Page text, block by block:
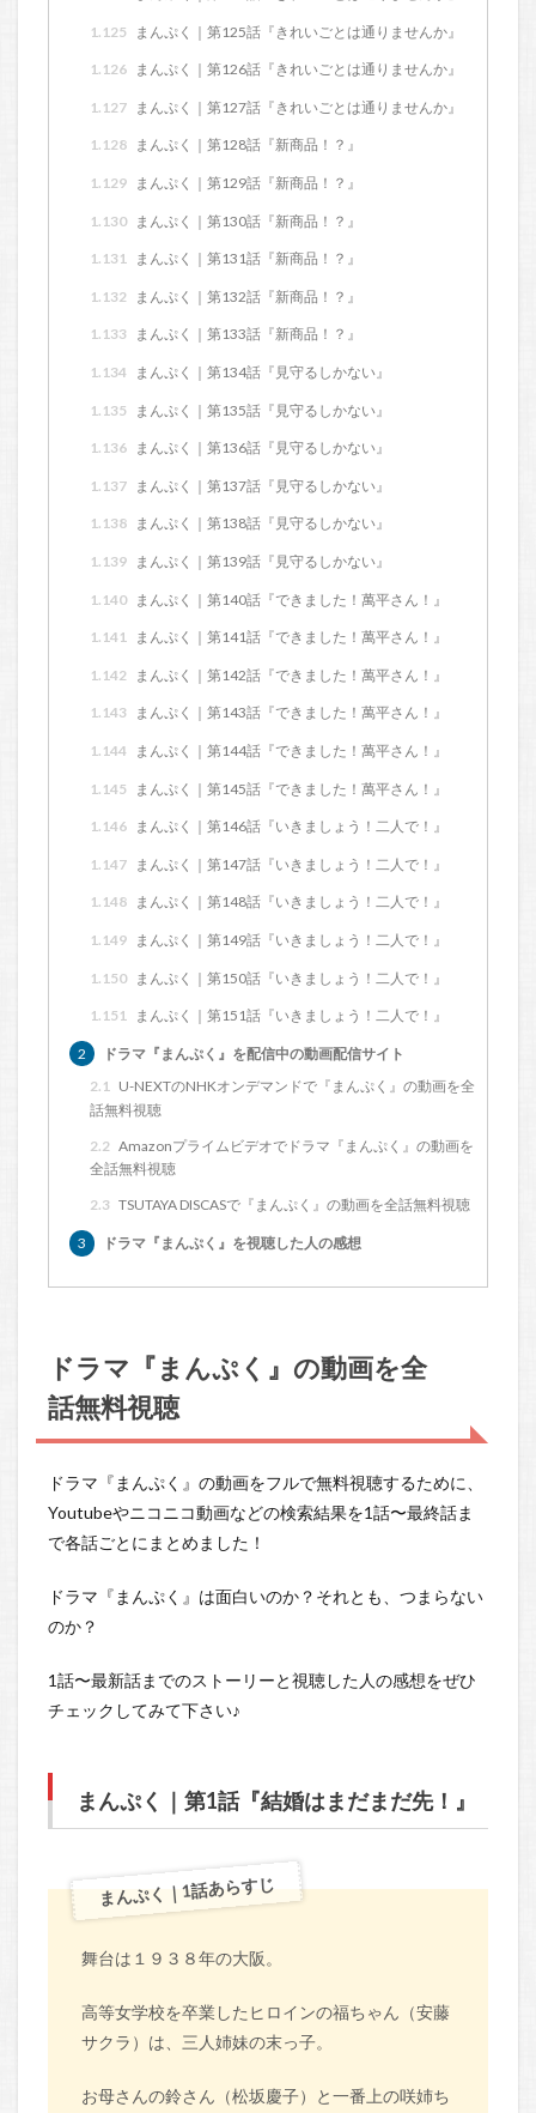
1.125 まんぷく｜第125話『きれいごとは通りませんか』
1.126 まんぷく｜第126話『きれいごとは通りませんか』
1.127 まんぷく｜第127話『きれいごとは通りませんか』
1.128 まんぷく｜第128話『新商品！？』
1.129 まんぷく｜第129話『新商品！？』
1.130 まんぷく｜第130話『新商品！？』
1.131 まんぷく｜第131話『新商品！？』
1.132 まんぷく｜第132話『新商品！？』
1.133 まんぷく｜第133話『新商品！？』
1.134 まんぷく｜第134話『見守るしかない』
1.135 まんぷく｜第135話『見守るしかない』
1.136 まんぷく｜第136話『見守るしかない』
1.137 まんぷく｜第137話『見守るしかない』
1.138 まんぷく｜第138話『見守るしかない』
1.139 まんぷく｜第139話『見守るしかない』
1.140 まんぷく｜第140話『できました！萬平さん！』
1.141 まんぷく｜第141話『できました！萬平さん！』
1.142 まんぷく｜第142話『できました！萬平さん！』
1.143 まんぷく｜第143話『できました！萬平さん！』
1.144 まんぷく｜第144話『できました！萬平さん！』
1.145 まんぷく｜第145話『できました！萬平さん！』
1.146 まんぷく｜第146話『いきましょう！二人で！』
1.147 まんぷく｜第147話『いきましょう！二人で！』
1.148 まんぷく｜第148話『いきましょう！二人で！』
1.149 まんぷく｜第149話『いきましょう！二人で！』
1.150 まんぷく｜第150話『いきましょう！二人で！』
1.151 まんぷく｜第151話『いきましょう！二人で！』
2
ドラマ『まんぷく』を配信中の動画配信サイト
2.1 U-NEXTのNHKオンデマンドで『まんぷく』の動画を全
話無料視聴
2.2 Amazonプライムビデオでドラマ『まんぷく』の動画を
全話無料視聴
2.3 TSUTAYA DISCASで『まんぷく』の動画を全話無料視聴
3 ドラマ『まんぷく』を視聴した人の感想
ドラマ『まんぷく』の動画を全
話無料視聴
ドラマ『まんぷく』の動画をフルで無料視聴するために、
Youtubeやニコニコ動画などの検索結果を1話〜最終話ま
で各話ごとにまとめました！
ドラマ『まんぷく』は面白いのか？それとも、つまらない
のか？
1話〜最新話までのストーリーと視聴した人の感想をぜひ
チェックしてみて下さい♪
まんぷく｜第1話『結婚はまだまだ先！』
まんぷく｜1話あらすじ
舞台は１９３８年の大阪。
高等女学校を卒業したヒロインの福ちゃん（安藤
サクラ）は、三人姉妹の末っ子。
お母さんの鈴さん（松坂慶子）と一番上の咲姉ち